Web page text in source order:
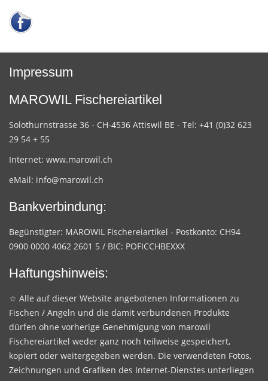
Impressum
MAROWIL Fischereiartikel
Solothurnstrasse 36 - CH-4536 Attiswil BE - Tel: +41 (0)32 623
29 54 + 55
Internet: www.marowil.ch
eMail: info@marowil.ch
Bankverbindung:
Begünstigter: MAROWIL Fischereiartikel - Postkonto: CH94
0900 0000 4062 2601 5 / BIC: POFICCHBEXXX
Haftungshinweis:
☆ Alle auf dieser Website angebotenen Informationen zu
Fischen / Angeln und die damit verbundenen Produkte
dürfen ohne vorherige Genehmigung von marowil
Fischereiartikel weder ganz noch teilweise gespeichert,
kopiert oder weitergegeben werden. Die verwendeten Fotos,
Zeichnungen und Grafiken des Internet-Dienstes unterliegen